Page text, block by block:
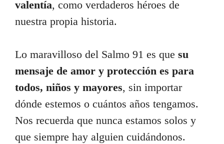
valentía, como verdaderos héroes de
nuestra propia historia.
Lo maravilloso del Salmo 91 es que su
mensaje de amor y protección es para
todos, niños y mayores, sin importar
dónde estemos o cuántos años tengamos.
Nos recuerda que nunca estamos solos y
que siempre hay alguien cuidándonos.